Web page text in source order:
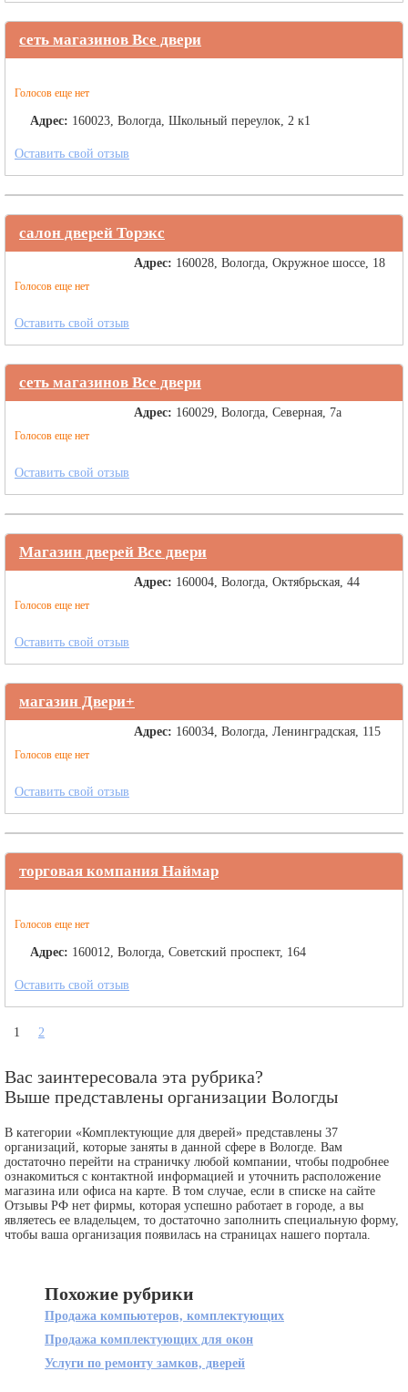
сеть магазинов Все двери
Голосов еще нет
Адрес: 160023, Вологда, Школьный переулок, 2 к1
Оставить свой отзыв
салон дверей Торэкс
Голосов еще нет
Адрес: 160028, Вологда, Окружное шоссе, 18
Оставить свой отзыв
сеть магазинов Все двери
Голосов еще нет
Адрес: 160029, Вологда, Северная, 7а
Оставить свой отзыв
Магазин дверей Все двери
Голосов еще нет
Адрес: 160004, Вологда, Октябрьская, 44
Оставить свой отзыв
магазин Двери+
Голосов еще нет
Адрес: 160034, Вологда, Ленинградская, 115
Оставить свой отзыв
торговая компания Наймар
Голосов еще нет
Адрес: 160012, Вологда, Советский проспект, 164
Оставить свой отзыв
1 2
Вас заинтересовала эта рубрика?
Выше представлены организации Вологды
В категории «Комплектующие для дверей» представлены 37
организаций, которые заняты в данной сфере в Вологде. Вам
достаточно перейти на страничку любой компании, чтобы подробнее
ознакомиться с контактной информацией и уточнить расположение
магазина или офиса на карте. В том случае, если в списке на сайте
Отзывы РФ нет фирмы, которая успешно работает в городе, а вы
являетесь ее владельцем, то достаточно заполнить специальную форму,
чтобы ваша организация появилась на страницах нашего портала.
Похожие рубрики
Продажа компьютеров, комплектующих
Продажа комплектующих для окон
Услуги по ремонту замков, дверей